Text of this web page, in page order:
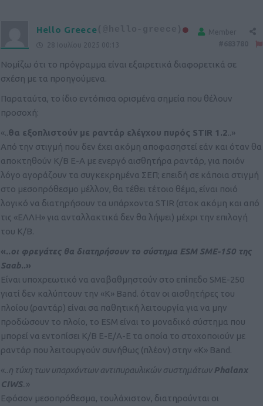
Hello Greece
Member
28 Ιουλίου 2025 00:13
Νομίζω ότι το πρόγραμμα είναι εξαιρετικά διαφορετικά σε
σχέση με τα προηγούμενα.
Παραταύτα, το ίδιο εντόπισα ορισμένα σημεία που θέλουν
προσοχή:
«..θα εξοπλιστούν με ραντάρ ελέγχου πυρός STIR 1.2..»
Από την στιγμή που δεν έχει ακόμη αποφασηστεί εάν και όταν θα
αποκτηθούν Κ/Β Ε-Α με ενεργό αισθητήρα ραντάρ, για ποιόν
λόγο αγοράζουν τα συγκεκρημένα ΣΕΠ; επειδή σε κάποια στιγμή
στο μεσοπρόθεσμο μέλλον, θα τέθει τέτοιο θέμα, είναι ποιό
λογικό να διατηρήσουν τα υπάρχοντα STIR (στοκ ακόμη και από
τις «ΕΛΛΗ» για ανταλλακτικά δεν θα λήψει) μέχρι την επιλογή
του Κ/Β.
«..οι φρεγάτες θα διατηρήσουν το σύστημα ESM SME-150 της
Saab..»
Είναι υποχρεωτικό να αναβαθμηστούν στο επίπεδο SME-250
γιατί δεν καλύπτουν την «Κ» Band. όταν οι αισθητήρες του
πλοίου (ραντάρ) είναι σα παθητική λειτουργία για να μην
προδώσουν το πλοίο, το ESM είναι το μοναδικό σύστημα που
μπορεί να εντοπίσει Κ/Β Ε-Ε/Α-Ε τα οποία το στοχοποιούν με
ραντάρ που λειτουργούν συνήθως (πλέον) στην «Κ» Band.
«..η τύχη των υπαρχόντων αντιπυραυλικών συστημάτων Phalanx
CIWS..»
Εφόσον μεσοπρόθεσμα, τουλάχιστον, διατηρούνται οι